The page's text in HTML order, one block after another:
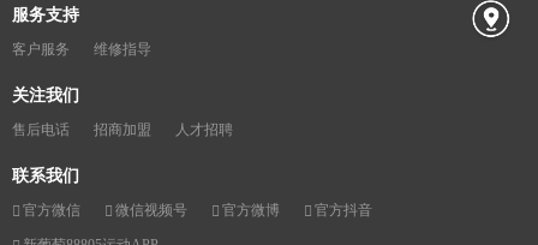
服务支持
客户服务 维修指导
关注我们
售后电话 招商加盟 人才招聘
联系我们
官方微信 微信视频号 官方微博 官方抖音